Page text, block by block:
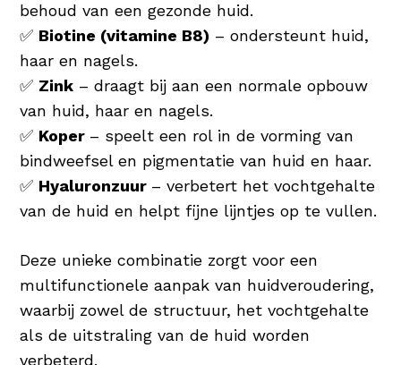
behoud van een gezonde huid.
✅ Biotine (vitamine B8) – ondersteunt huid,
haar en nagels.
✅ Zink – draagt bij aan een normale opbouw
van huid, haar en nagels.
✅ Koper – speelt een rol in de vorming van
bindweefsel en pigmentatie van huid en haar.
✅ Hyaluronzuur – verbetert het vochtgehalte
van de huid en helpt fijne lijntjes op te vullen.
Deze unieke combinatie zorgt voor een
multifunctionele aanpak van huidveroudering,
waarbij zowel de structuur, het vochtgehalte
als de uitstraling van de huid worden
verbeterd.